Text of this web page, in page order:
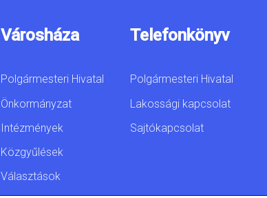
Városháza
Polgármesteri Hivatal
Önkormányzat
Intézmények
Közgyűlések
Választások
Telefonkönyv
Polgármesteri Hivatal
Lakossági kapcsolat
Sajtókapcsolat